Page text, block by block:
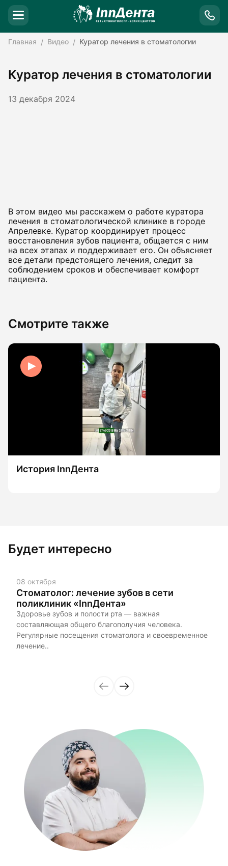
Главная Видео Куратор лечения в стоматологии
Куратор лечения в стоматологии
13 декабря 2024
В этом видео мы расскажем о работе куратора
лечения в стоматологической клинике в городе
Апрелевке. Куратор координирует процесс
восстановления зубов пациента, общается с ним
на всех этапах и поддерживает его. Он объясняет
все детали предстоящего лечения, следит за
соблюдением сроков и обеспечивает комфорт
пациента.
Смотрите также
История InnДента
Будет интересно
08 октября
Стоматолог: лечение зубов в сети
поликлиник «InnДента»
Здоровье зубов и полости рта — важная
составляющая общего благополучия человека.
Регулярные посещения стоматолога и своевременное
лечение..